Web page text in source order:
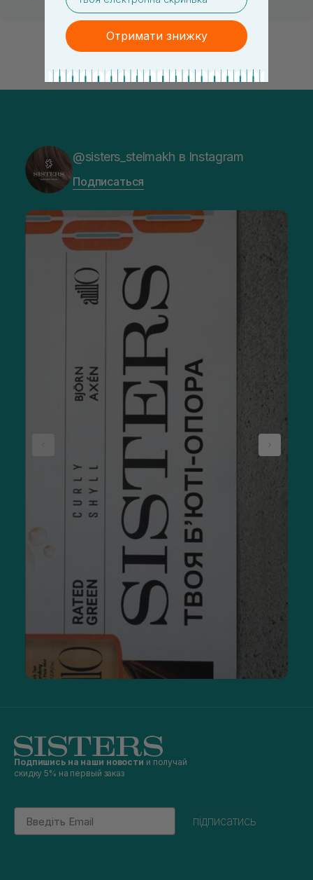
@sisters_stelmakh в Instagram
Подписаться
Подпишись на наши новости и получай
скидку 5% на первый заказ
Email
підписатись
Отримати знижку